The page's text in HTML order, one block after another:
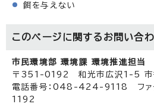
餌を与えない
このページに関する お問い合
市民環境部 環境課 環境推進担当
〒351-0192 和光市広沢1-5 市
電話番号：048-424-9118 ファ
1192